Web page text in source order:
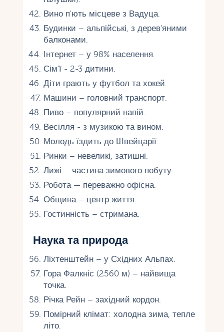
Вино п'ють місцеве з Вадуца.
Будинки – альпійські, з дерев'яними
балконами.
Інтернет – у 98% населення.
Сім'ї - 2-3 дитини.
Діти грають у футбол та хокей.
Машини – головний транспорт.
Пиво – популярний напій.
Весілля - з музикою та вином.
Молодь їздить до Швейцарії.
Ринки – невеликі, затишні.
Лижі – частина зимового побуту.
Робота — переважно офісна.
Община – центр життя.
Гостинність – стримана.
Наука та природа
Ліхтенштейн – у Східних Альпах.
Гора Фалкніс (2560 м) – найвища
точка.
Річка Рейн – західний кордон.
Помірний клімат: холодна зима, тепле
літо.